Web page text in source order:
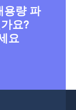
용량 파
요?
요